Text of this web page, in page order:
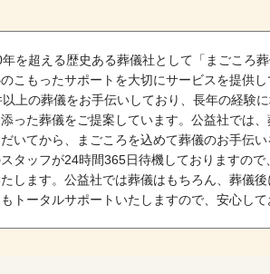
を超える歴史ある葬儀社として「まごころ
こもったサポートを大切にサービスを提供し
上の葬儀をお手伝いしており、長年の経験
った葬儀をご提案しています。公益社では
いてから、まごころを込めて葬儀のお手伝い
タッフが24時間365日待機しておりますの
します。公益社では葬儀はもちろん、葬儀
トータルサポートいたしますので、安心して